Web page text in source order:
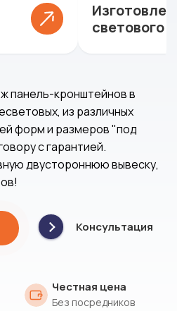
светового
панель-кронштейнов в
из различных
форм и размеров "под
с гарантией.
двустороннюю вывеску,
Консультация
Честная цена
Без посредников